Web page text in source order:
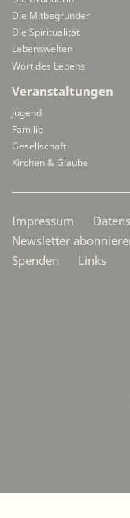
Die Mitbegründer
Die Spiritualität
Lebenswelten
Wort des Lebens
Veranstaltungen
Jugend
Familie
Gesellschaft
Kirchen & Glaube
Impressum
Newsletter
Spenden
Links